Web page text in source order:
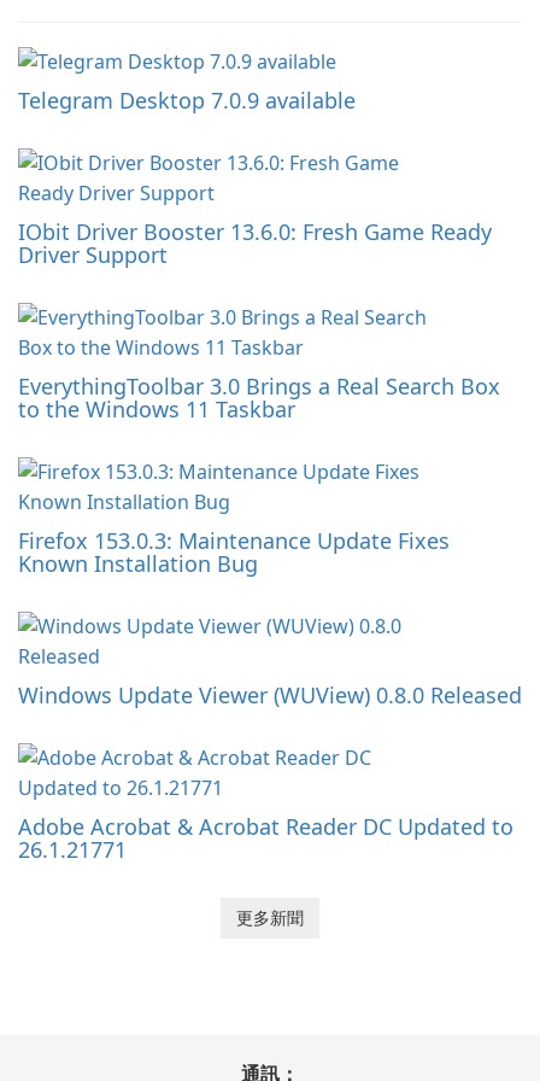
Telegram Desktop 7.0.9 available
IObit Driver Booster 13.6.0: Fresh Game Ready
Driver Support
EverythingToolbar 3.0 Brings a Real Search Box
to the Windows 11 Taskbar
Firefox 153.0.3: Maintenance Update Fixes
Known Installation Bug
Windows Update Viewer (WUView) 0.8.0 Released
Adobe Acrobat & Acrobat Reader DC Updated to
26.1.21771
更多新聞
通訊：